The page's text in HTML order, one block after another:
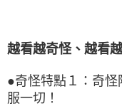
越看越奇怪、越看
●奇怪特點１：奇
服一切！